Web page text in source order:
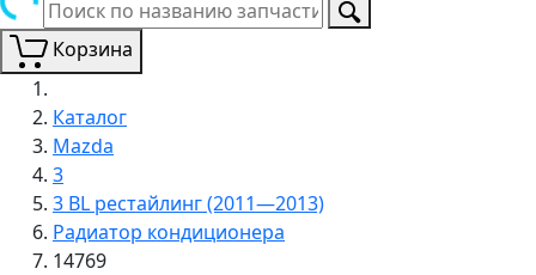
Корзина
Каталог
Mazda
3
3 BL рестайлинг (2011—2013)
Радиатор кондиционера
14769